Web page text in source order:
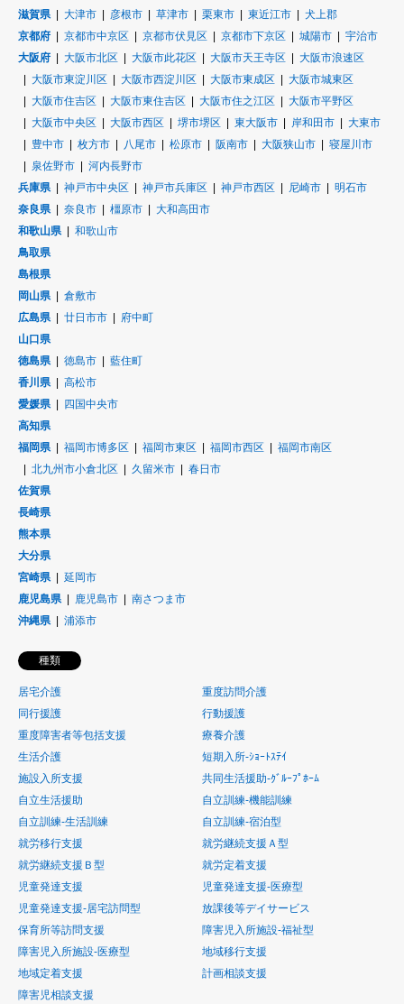
滋賀県
大津市 彦根市 草津市 栗東市 東近江市
犬上郡
京都府
京都市中京区 京都市伏見区 京都市下京区 城陽市
宇治市
大阪府
大阪市北区 大阪市此花区 大阪市天王寺区
大阪市浪速区
大阪市東淀川区
大阪市西淀川区 大阪市東成区
大阪市城東区
大阪市住吉区
大阪市東住吉区 大阪市住之江区
大阪市平野区
大阪市中央区
大阪市西区 堺市堺区 東大阪市 岸和田市
大東市
豊中市
枚方市 八尾市 松原市 阪南市 大阪狭山市
寝屋川市
泉佐野市
河内長野市
兵庫県
神戸市中央区 神戸市兵庫区 神戸市西区 尼崎市
明石市
奈良県
奈良市 橿原市
大和高田市
和歌山県
和歌山市
鳥取県
島根県
岡山県
倉敷市
広島県
廿日市市
府中町
山口県
徳島県
徳島市
藍住町
香川県
高松市
愛媛県
四国中央市
高知県
福岡県
福岡市博多区 福岡市東区 福岡市西区
福岡市南区
北九州市小倉北区
久留米市
春日市
佐賀県
長崎県
熊本県
大分県
宮崎県
延岡市
鹿児島県
鹿児島市
南さつま市
沖縄県
浦添市
種類
居宅介護
重度訪問介護
同行援護
行動援護
重度障害者等包括支援
療養介護
生活介護
短期入所-ｼｮｰﾄｽﾃｲ
施設入所支援
共同生活援助-ｸﾞﾙｰﾌﾟﾎｰﾑ
自立生活援助
自立訓練-機能訓練
自立訓練-生活訓練
自立訓練-宿泊型
就労移行支援
就労継続支援Ａ型
就労継続支援Ｂ型
就労定着支援
児童発達支援
児童発達支援-医療型
児童発達支援-居宅訪問型
放課後等デイサービス
保育所等訪問支援
障害児入所施設-福祉型
障害児入所施設-医療型
地域移行支援
地域定着支援
計画相談支援
障害児相談支援